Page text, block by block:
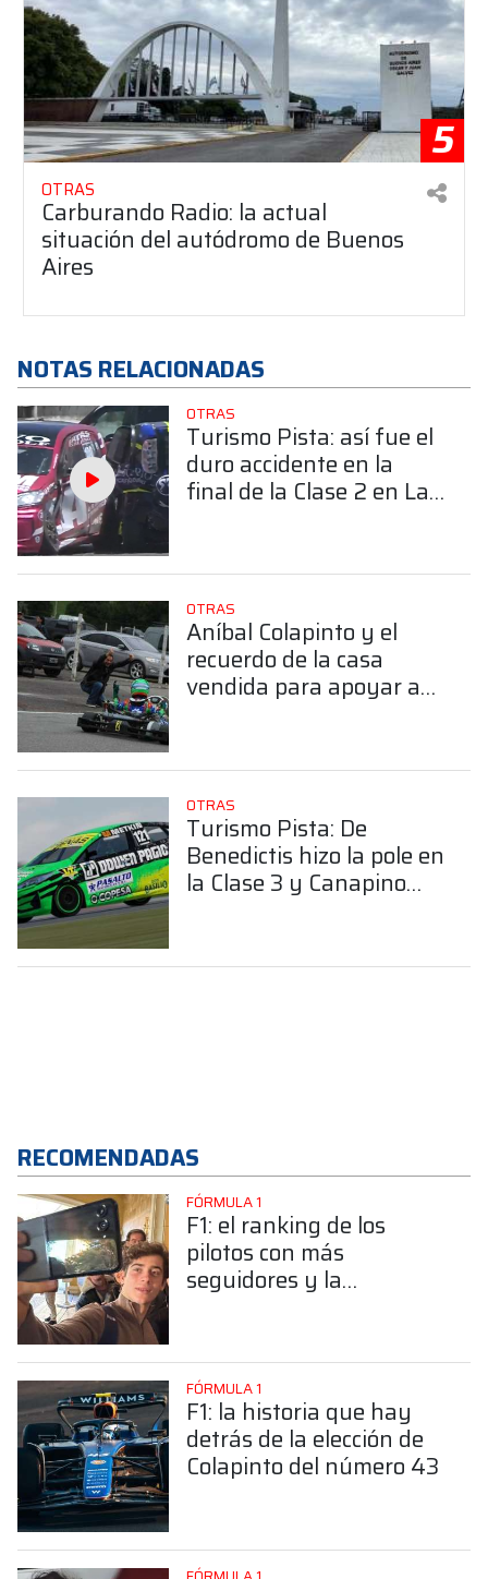
5
OTRAS
Carburando Radio: la actual
situación del autódromo de Buenos
Aires
NOTAS RELACIONADAS
OTRAS
Turismo Pista: así fue el
duro accidente en la
final de la Clase 2 en La
OTRAS
Aníbal Colapinto y el
recuerdo de la casa
vendida para apoyar a
veces”
OTRAS
Turismo Pista: De
Benedictis hizo la pole en
la Clase 3 y Canapino
RECOMENDADAS
FÓRMULA 1
F1: el ranking de los
pilotos con más
seguidores y la
FÓRMULA 1
F1: la historia que hay
detrás de la elección de
Colapinto del número 43